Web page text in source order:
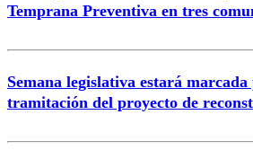
Temprana Preventiva en tres
Semana legislativa estará
tramitación del proyecto de